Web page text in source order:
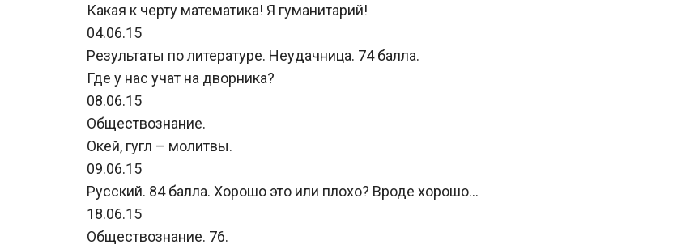
Какая к черту математика! Я гуманитарий!
04.06.15
Результаты по литературе. Неудачница. 74 балла.
Где у нас учат на дворника?
08.06.15
Обществознание.
Окей, гугл – молитвы.
09.06.15
Русский. 84 балла. Хорошо это или плохо? Вроде хорошо…
18.06.15
Обществознание. 76.